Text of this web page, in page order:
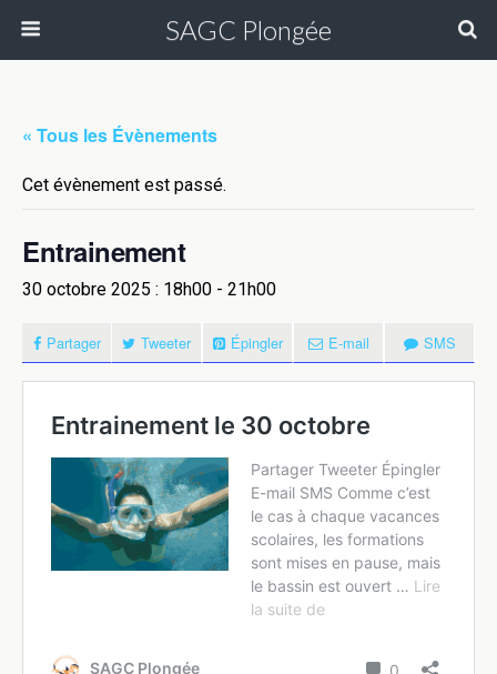
SAGC Plongée
« Tous les Évènements
Cet évènement est passé.
Entrainement
30 octobre 2025 : 18h00 - 21h00
Partager Tweeter Épingler E-mail SMS